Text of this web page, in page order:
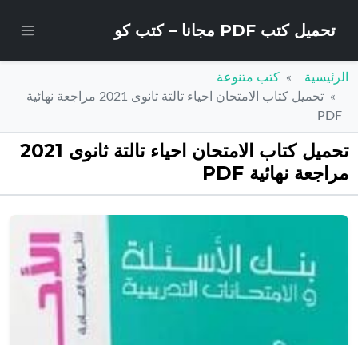
تحميل كتب PDF مجانا – كتب كو
الرئيسية
كتب متنوعة
تحميل كتاب الامتحان احياء تالتة ثانوى 2021 مراجعة نهائية
PDF
تحميل كتاب الامتحان احياء تالتة ثانوى 2021
مراجعة نهائية PDF